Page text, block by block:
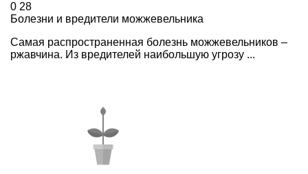
0 28
Болезни и вредители можжевельника
Самая распространенная болезнь можжевельников –
ржавчина. Из вредителей наибольшую угрозу ...